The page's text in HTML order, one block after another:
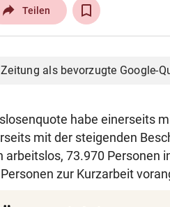
Teilen
als bevorzugte Google-
habe einerseits
mit der steigenden
arbeitslos, 73.970 Personen
zur Kurzarbeit